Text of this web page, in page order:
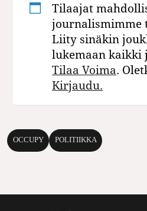
Tilaajat
journalismimme
Liity sinäkin
lukemaan kaikki
Tilaa Voima.
Kirjaudu.
OCCUPY POLITIIKKA